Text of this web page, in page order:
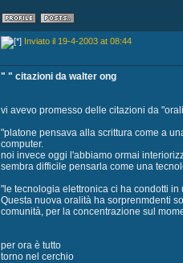
Inviato il 19-4-2003 at 08:44
" " citazioni da walter ong
vi avevo promesso delle citazioni da
"platone pensava alla scrittura come a
computer.
noi invece oggi l'abbiamo ormai
sembra difficile pensarla come una
"le tecnologia elettronica ci ha condotti
Questa nuova oralità ha sorprenmdenti
comunità, per la concentrazione sul
per ora è tutto
torno nel cerchio